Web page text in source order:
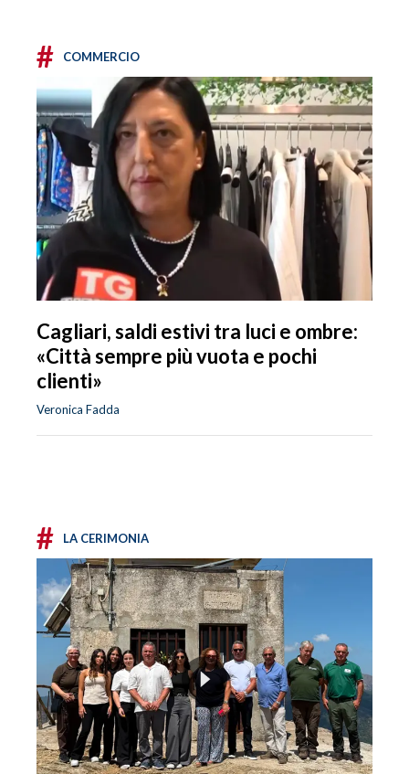
# COMMERCIO
Cagliari, saldi estivi tra luci e ombre:
«Città sempre più vuota e pochi
clienti»
Veronica Fadda
# LA CERIMONIA